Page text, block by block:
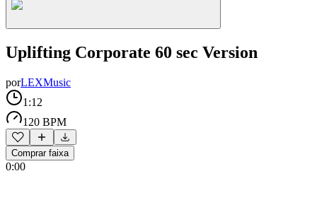
Uplifting Corporate 60 sec Version
porLEXMusic
1:12
120 BPM
Comprar faixa
0:00